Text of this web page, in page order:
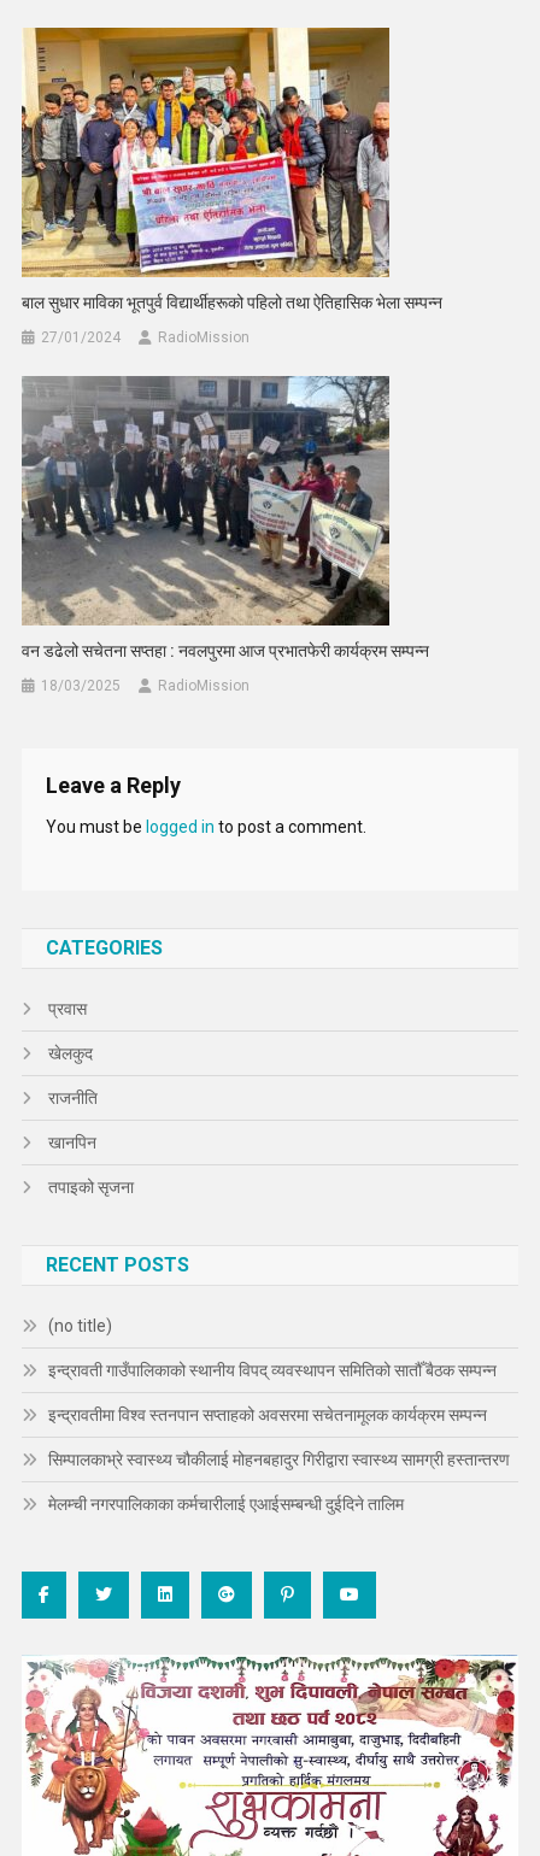
बाल सुधार माविका भूतपुर्व विद्यार्थीहरूको पहिलो तथा ऐतिहासिक भेला सम्पन्न
27/01/2024 RadioMission
वन डढेलो सचेतना सप्तहा : नवलपुरमा आज प्रभातफेरी कार्यक्रम सम्पन्न
18/03/2025 RadioMission
Leave a Reply
You must be logged in to post a comment.
CATEGORIES
प्रवास
खेलकुद
राजनीति
खानपिन
तपाइको सृजना
RECENT POSTS
(no title)
इन्द्रावती गाउँपालिकाको स्थानीय विपद् व्यवस्थापन समितिको सातौँ बैठक सम्पन्न
इन्द्रावतीमा विश्व स्तनपान सप्ताहको अवसरमा सचेतनामूलक कार्यक्रम सम्पन्न
सिम्पालकाभ्रे स्वास्थ्य चौकीलाई मोहनबहादुर गिरीद्वारा स्वास्थ्य सामग्री हस्तान्तरण
मेलम्ची नगरपालिकाका कर्मचारीलाई एआईसम्बन्धी दुईदिने तालिम